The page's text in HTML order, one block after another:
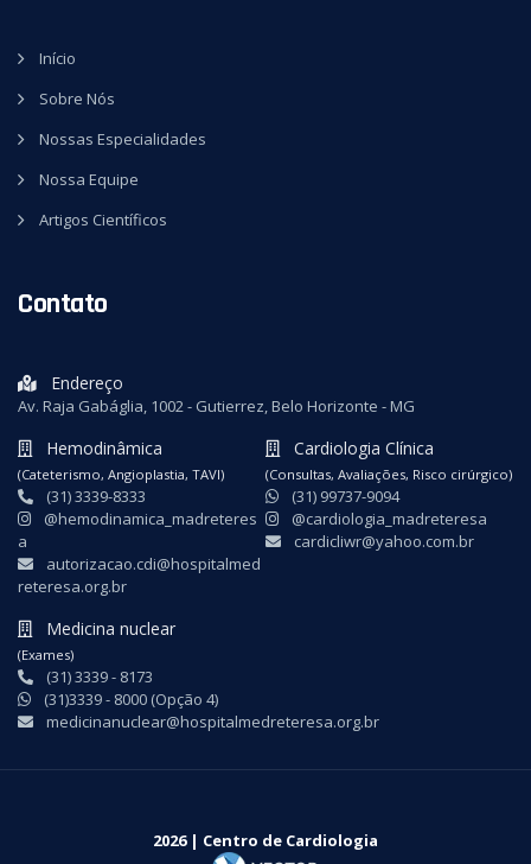
Início
Sobre Nós
Nossas Especialidades
Nossa Equipe
Artigos Científicos
Contato
Endereço
Av. Raja Gabáglia, 1002 - Gutierrez, Belo Horizonte - MG
Hemodinâmica
(Cateterismo, Angioplastia, TAVI)
(31) 3339-8333
@hemodinamica_madreteres
a
autorizacao.cdi@hospitalmed
reteresa.org.br
Cardiologia Clínica
(Consultas, Avaliações, Risco cirúrgico)
(31) 99737-9094
@cardiologia_madreteresa
cardicliwr@yahoo.com.br
Medicina nuclear
(Exames)
(31) 3339 - 8173
(31)3339 - 8000 (Opção 4)
medicinanuclear@hospitalmedreteresa.org.br
2026 | Centro de Cardiologia